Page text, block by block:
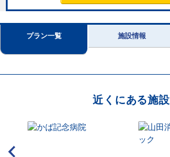
プラン一覧 施設情報
近くにある施設